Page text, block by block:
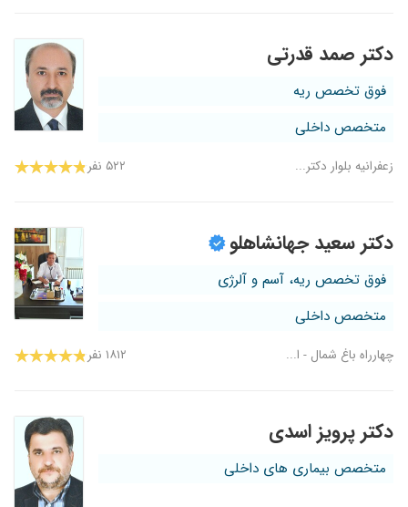
دکتر صمد قدرتی
فوق تخصص ریه
متخصص داخلی
زعفرانیه بلوار دکتر... ۵۲۲ نفر
دکتر سعید جهانشاهلو
فوق تخصص ریه، آسم و آلرژی
متخصص داخلی
چهارراه باغ شمال - ا... ۱۸۱۲ نفر
دکتر پرویز اسدی
متخصص بیماری های داخلی